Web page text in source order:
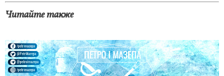
Читайте также